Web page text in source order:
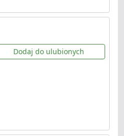
Dodaj do ulubionych